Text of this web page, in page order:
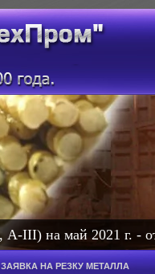
III) на май 2021 г. -
ЗАЯВКА НА РЕЗКУ МЕТАЛЛА